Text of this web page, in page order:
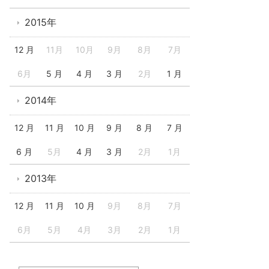
2015年
12 月 11月 10月 9月 8月 7月
6月 5 月 4 月 3 月 2月 1 月
2014年
12 月 11 月 10 月 9 月 8 月 7 月
6 月 5月 4 月 3 月 2月 1月
2013年
12 月 11 月 10 月 9月 8月 7月
6月 5月 4月 3月 2月 1月